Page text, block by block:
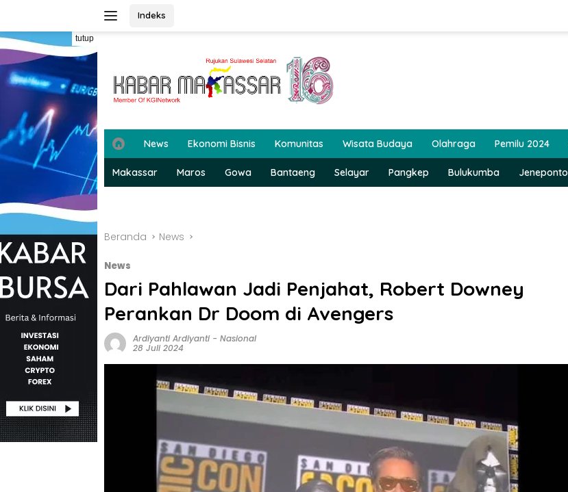
konten
Indeks
tutup
H
o
m
e
News Ekonomi Bisnis Komunitas Wisata Budaya Olahraga Pemilu 2024
Makassar Maros Gowa Bantaeng Selayar Pangkep Bulukumba Jeneponto
Beranda News
News
Dari Pahlawan Jadi Penjahat, Robert Downey
Perankan Dr Doom di Avengers
Ardiyanti Ardiyanti- Nasional
28 Juli 2024